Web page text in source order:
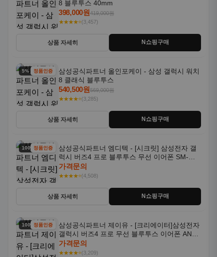
8 블루투스 40mm
398,000원419,000원
★★★★⭐(3,457)
상품 자세히 N쇼핑구매
5% 할인정품인증
삼성공식파트너 올인포케이 - 삼성 갤럭시 워치
8 클래식 블루투스
540,500원569,000원
★★★★⭐(3,285)
상품 자세히 N쇼핑구매
100% 할인
정품인증
삼성공식파트너 엠디텍 - [시크릿] 삼성전자 갤
럭시 버즈4 프로 블루투스 무선 이어폰 SM-
R640N
가격문의
★★★★⭐(4,508)
상품 자세히 N쇼핑구매
100% 할인
정품인증
삼성공식파트너 제이유 - [크리에이터]삼성전자
갤럭시 버즈4 프로 무선 블루투스 이어폰 ANC
SM-R640N
가격문의
★★★★⭐(3,209)